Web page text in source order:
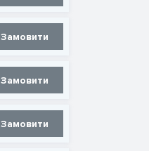
Замовити
Замовити
Замовити